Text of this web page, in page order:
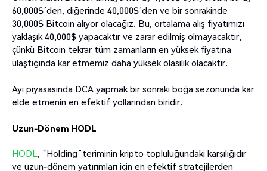
60,000$’den, diğerinde 40,000$’den ve bir sonrakinde
30,000$ Bitcoin alıyor olacağız. Bu, ortalama alış fiyatımızı
yaklaşık 40,000$ yapacaktır ve zarar edilmiş olmayacaktır,
çünkü Bitcoin tekrar tüm zamanların en yüksek fiyatına
ulaştığında kar etmemiz daha yüksek olasılık olacaktır.
Ayı piyasasında DCA yapmak bir sonraki boğa sezonunda kar
elde etmenin en efektif yollarından biridir.
Uzun-Dönem HODL
HODL, “Holding”teriminin kripto topluluğundaki karşılığıdır
ve uzun-dönem yatırımları için en efektif stratejilerden